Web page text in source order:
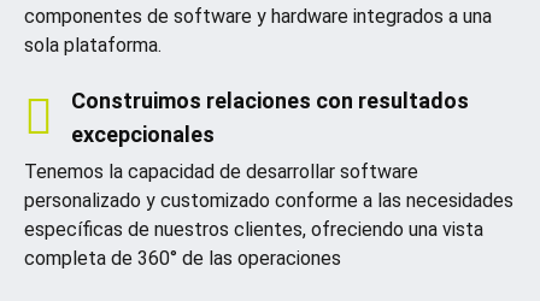
componentes de software y hardware integrados a una
sola plataforma.
Construimos relaciones con resultados
excepcionales
Tenemos la capacidad de desarrollar software
personalizado y customizado conforme a las necesidades
específicas de nuestros clientes, ofreciendo una vista
completa de 360° ​​de las operaciones